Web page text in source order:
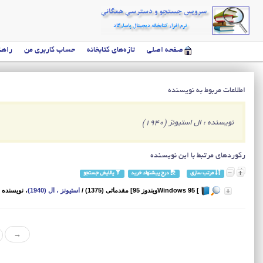
صفحه اصلی تازه‌های کتابخانه حساب کاربری من
اطلاعات مربوط به نویسنده
نویسنده : ال استیونز (1940)
رکوردهای مرتبط با این نویسنده
مرتب سازی درج پیشنهاد خرید پالایش جستجو
] Windows 95ویندوز 95] مقدماتی (1375) / استیونز ، ال (1940) ، نویسنده
→